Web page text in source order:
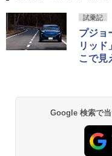
試乗記
プジョ
リッド
こで見
Google 検索で